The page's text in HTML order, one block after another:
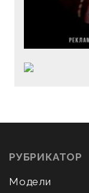
РУБРИКАТОР
Модели